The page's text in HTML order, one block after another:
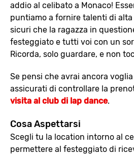
addio al celibato a Monaco!
puntiamo a fornire talenti di
sicuri che la ragazza in
festeggiato e tutti voi con un
Ricorda, solo guardare, e non
Se pensi che avrai ancora
assicurati di controllare la
visita al club di lap dance.
Cosa Aspettarsi
Scegli tu la location intorno al
permettere al festeggiato di